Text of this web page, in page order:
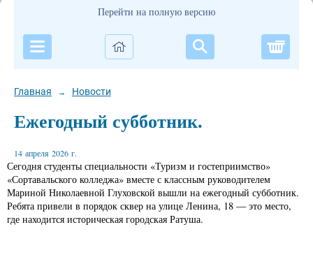
Перейти на полную версию
Главная → Новости
Ежегодный субботник.
14 апреля 2026 г.
Сегодня студенты специальности «Туризм и гостеприимство»
«Сортавальского колледжа» вместе с классным руководителем
Мариной Николаевной Глуховской вышли на ежегодный субботник.
Ребята привели в порядок сквер на улице Ленина, 18 — это место,
где находится историческая городская Ратуша.